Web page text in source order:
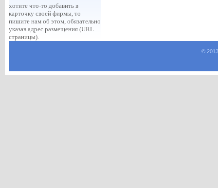
хотите что-то добавить в
карточку своей фирмы, то
пишите нам об этом, обязательно
указав адрес размещения (URL
страницы).
©